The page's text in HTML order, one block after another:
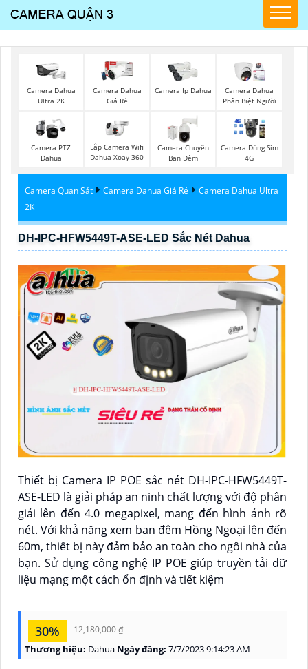
Camera Dahua
Ultra 2K
Camera Dahua
Giá Rẻ
Camera Ip Dahua
Camera Dahua
Phân Biệt Người
Camera PTZ
Dahua
Lắp Camera Wifi
Dahua Xoay 360
Camera Chuyên
Ban Đêm
Camera Dùng Sim
4G
Camera Quan Sát Camera Dahua Giá Rẻ
Camera Dahua Ultra
2K
DH-IPC-HFW5449T-ASE-LED Sắc Nét Dahua
Thiết bị Camera IP POE sắc nét DH-IPC-HFW5449T-
ASE-LED là giải pháp an ninh chất lượng với độ phân
giải lên đến 4.0 megapixel, mang đến hình ảnh rõ
nét. Với khả năng xem ban đêm Hồng Ngoại lên đến
60m, thiết bị này đảm bảo an toàn cho ngôi nhà của
bạn. Sử dụng công nghệ IP POE giúp truyền tải dữ
liệu mạng một cách ổn định và tiết kiệm
30% 12,180,000 ₫
Thương hiệu: Dahua Ngày đăng: 7/7/2023 9:14:23 AM